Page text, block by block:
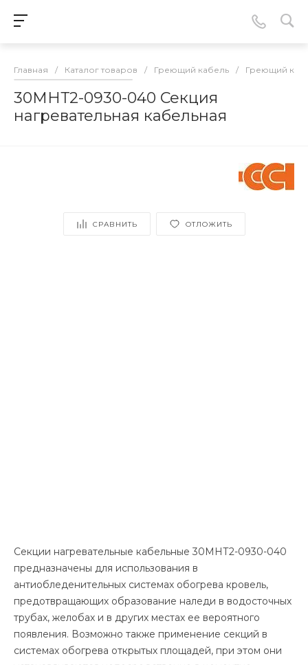
Главная / Каталог товаров / Греющий кабель / Греющий
30МНТ2-0930-040 Секция
нагревательная кабельная
СРАВНИТЬ ОТЛОЖИТЬ
Секции нагревательные кабельные 30МНТ2-0930-040
предназначены для использования в
антиобледенительных системах обогрева кровель,
предотвращающих образование наледи в водосточных
трубах, желобах и в других местах ее вероятного
появления. Возможно также применение секций в
системах обогрева открытых площадей, при этом они